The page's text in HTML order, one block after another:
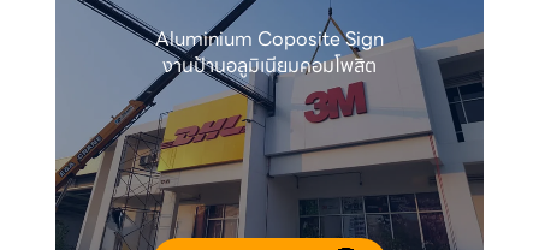
Aluminium Coposite Sign
งานป้านอลูมิเนียมคอมโพสิต